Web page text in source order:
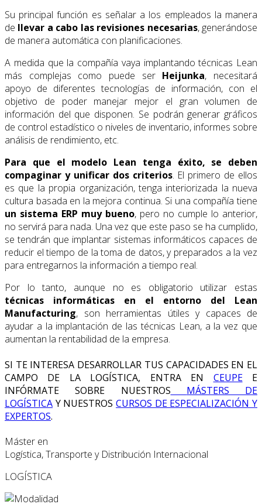
Su principal función es señalar a los empleados la manera
de llevar a cabo las revisiones necesarias, generándose
de manera automática con planificaciones.
A medida que la compañía vaya implantando técnicas Lean
más complejas como puede ser Heijunka, necesitará
apoyo de diferentes tecnologías de información, con el
objetivo de poder manejar mejor el gran volumen de
información del que disponen. Se podrán generar gráficos
de control estadístico o niveles de inventario, informes sobre
análisis de rendimiento, etc.
Para que el modelo Lean tenga éxito, se deben
compaginar y unificar dos criterios. El primero de ellos
es que la propia organización, tenga interiorizada la nueva
cultura basada en la mejora continua. Si una compañía tiene
un sistema ERP muy bueno, pero no cumple lo anterior,
no servirá para nada. Una vez que este paso se ha cumplido,
se tendrán que implantar sistemas informáticos capaces de
reducir el tiempo de la toma de datos, y preparados a la vez
para entregarnos la información a tiempo real.
Por lo tanto, aunque no es obligatorio utilizar estas
técnicas informáticas en el entorno del Lean
Manufacturing, son herramientas útiles y capaces de
ayudar a la implantación de las técnicas Lean, a la vez que
aumentan la rentabilidad de la empresa.
SI TE INTERESA DESARROLLAR TUS CAPACIDADES EN EL
CAMPO DE LA LOGÍSTICA, ENTRA EN CEUPEE
INFÓRMATE SOBRE NUESTROS
MÁSTERS DE
LOGÍSTICA Y NUESTROS CURSOS DE ESPECIALIZACIÓN Y
EXPERTOS.
Máster en
Logística, Transporte y Distribución Internacional
LOGÍSTICA